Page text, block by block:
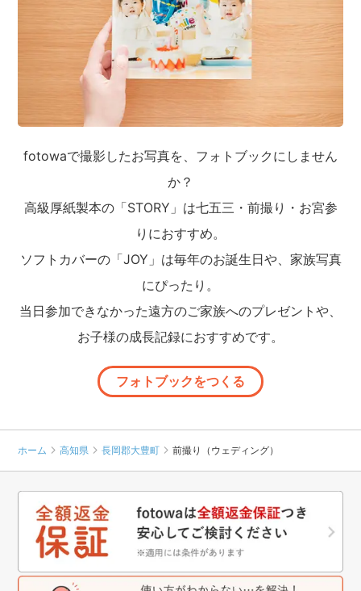
fotowaで撮影したお写真を、フォトブックにしません
か？
高級厚紙製本の「STORY」は七五三・前撮り・お宮参
りにおすすめ。
ソフトカバーの「JOY」は毎年のお誕生日や、家族写真
にぴったり。
当日参加できなかった遠方のご家族へのプレゼントや、
お子様の成長記録におすすめです。
フォトブックをつくる
ホーム 高知県 長岡郡大豊町 前撮り（ウェディング）